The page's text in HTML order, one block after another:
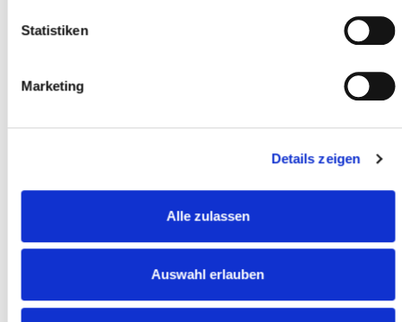
Statistiken
Marketing
Details zeigen
Alle zulassen
Auswahl erlauben
Ajouter des participants
J'ai lula politique de confidentialitéet je
Finaliser votre inscription
E-Mail: info@mssports.ch